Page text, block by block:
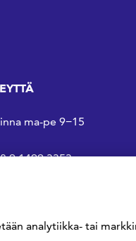
ma-pe 9−15
9 1499 3353
analytiikka- tai